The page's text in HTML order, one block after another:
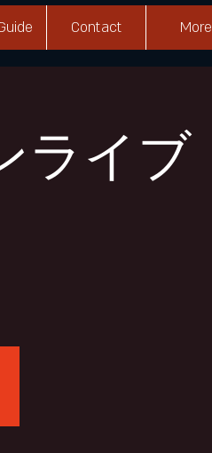
Contact More
ライブ